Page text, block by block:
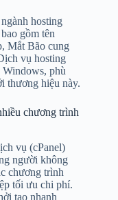
hosting
gồm tên
Mắt Bão cung
vụ hosting
phù
thương hiệu này.
chương trình
vụ (cPanel)
người không
chương trình
tối ưu chi phí.
tạo nhanh